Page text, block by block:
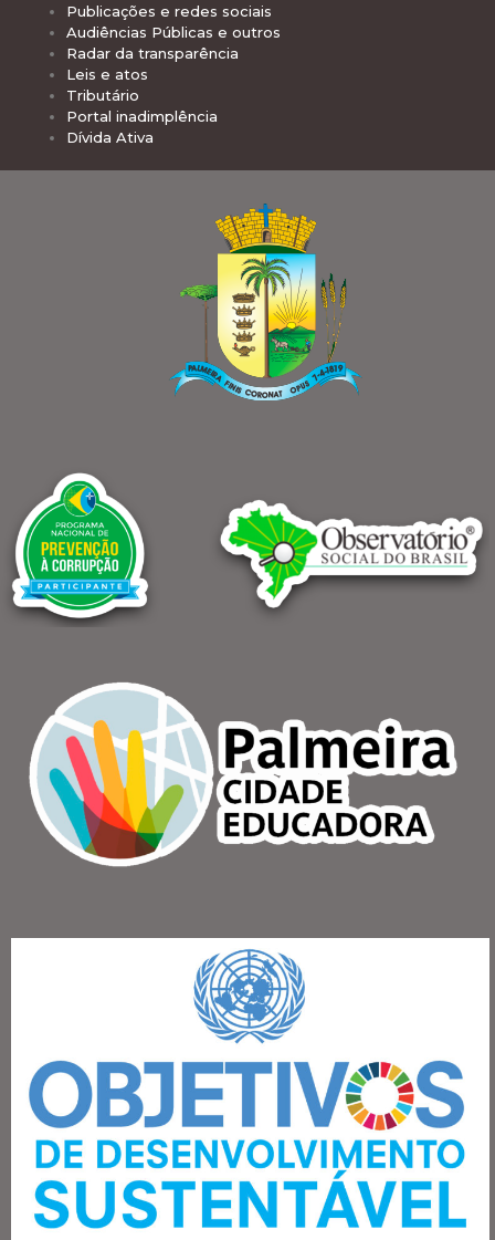
Publicações e redes sociais
Audiências Públicas e outros
Radar da transparência
Leis e atos
Tributário
Portal inadimplência
Dívida Ativa